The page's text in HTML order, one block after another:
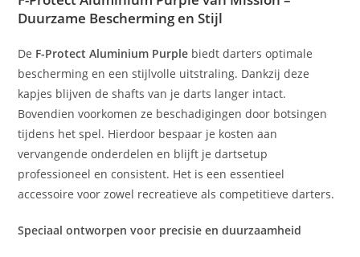
Duurzame Bescherming en Stijl
De F-Protect Aluminium Purple biedt darters optimale
bescherming en een stijlvolle uitstraling. Dankzij deze
kapjes blijven de shafts van je darts langer intact.
Bovendien voorkomen ze beschadigingen door botsingen
tijdens het spel. Hierdoor bespaar je kosten aan
vervangende onderdelen en blijft je dartsetup
professioneel en consistent. Het is een essentieel
accessoire voor zowel recreatieve als competitieve darters.
Speciaal ontworpen voor precisie en duurzaamheid